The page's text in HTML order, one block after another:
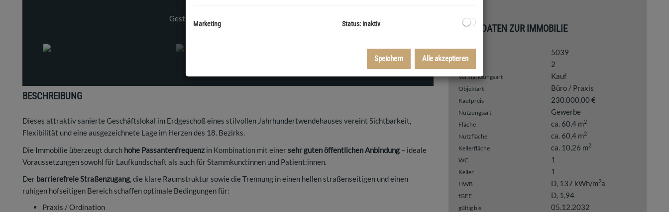
BESCHREIBUNG
Dieses attraktiv sanierte Geschäftslokal im Erdgeschoß eines stilvollen Jahrhundertwendehauses vereint Sichtbarkeit,
Flexibilität und eine ausgezeichnete Lage im Herzen des 18. Bezirks.
Die Immobilie überzeugt durch hohe Passantenfrequenz in Kombination mit einersehr guten öffentlichen Anbindung – ideale
Voraussetzungen sowohl für Laufkundschaft als auch für Stammkund:innen und Patient:innen.
Der barrierefreie Straßenzugang, die klare Raumstruktur sowie die Trennung in einen hellen straßenseitigen und einen
ruhigen hofseitigen Bereich schaffen optimale Bedingungen für:
Praxis / Ordination
BASISDATEN ZUR IMMOBILIE
5039
2
Vermarktungsart Kauf
Objektart Büro / Praxis
Kaufpreis 230.000,00 €
Nutzungsart Gewerbe
Fläche ca. 60,4 m2
Nutzfläche ca. 60,4 m2
Kellerfläche ca. 10,26 m2
WC 1
Keller 1
HWB D, 137 kWh/m2a
fGEE D, 1,94
gültig bis 05.12.2032
Marketing Status: inaktiv
Speichern Alle akzeptieren